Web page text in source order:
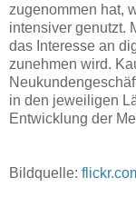
zugenommen hat,
intensiver genutzt.
das Interesse an
zunehmen wird.
in den jeweiligen
Entwicklung der
Bildquelle: